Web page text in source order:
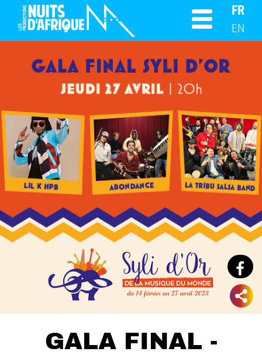
FR
EN
GALA FINAL -